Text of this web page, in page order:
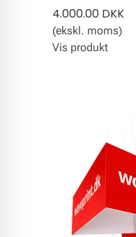
4.000.00 DKK
(ekskl. moms)
Vis produkt